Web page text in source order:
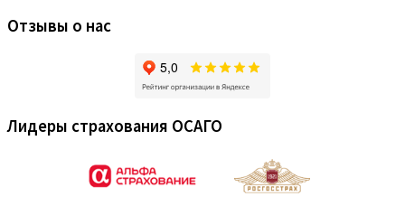
Отзывы о нас
Лидеры страхования ОСАГО